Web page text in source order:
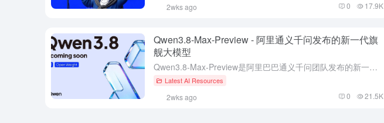
2wks ago 0 17.9K
Qwen3.8-Max-Preview - 阿里通义千问发布的新一代旗
舰大模型
Qwen3.8-Max-Preview是阿里巴巴通义千问团队发布的新一代旗舰大模型预览版 。模型总参数达2.4万亿，采用稀疏MoE架构，是通义千问系列首个突破万亿参数的多模态模型，支持文本、图片、视频...
Latest AI Resources
2wks ago 0 21.5K